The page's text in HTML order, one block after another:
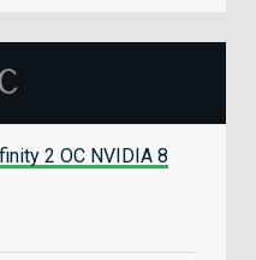
2 OC NVIDIA 8